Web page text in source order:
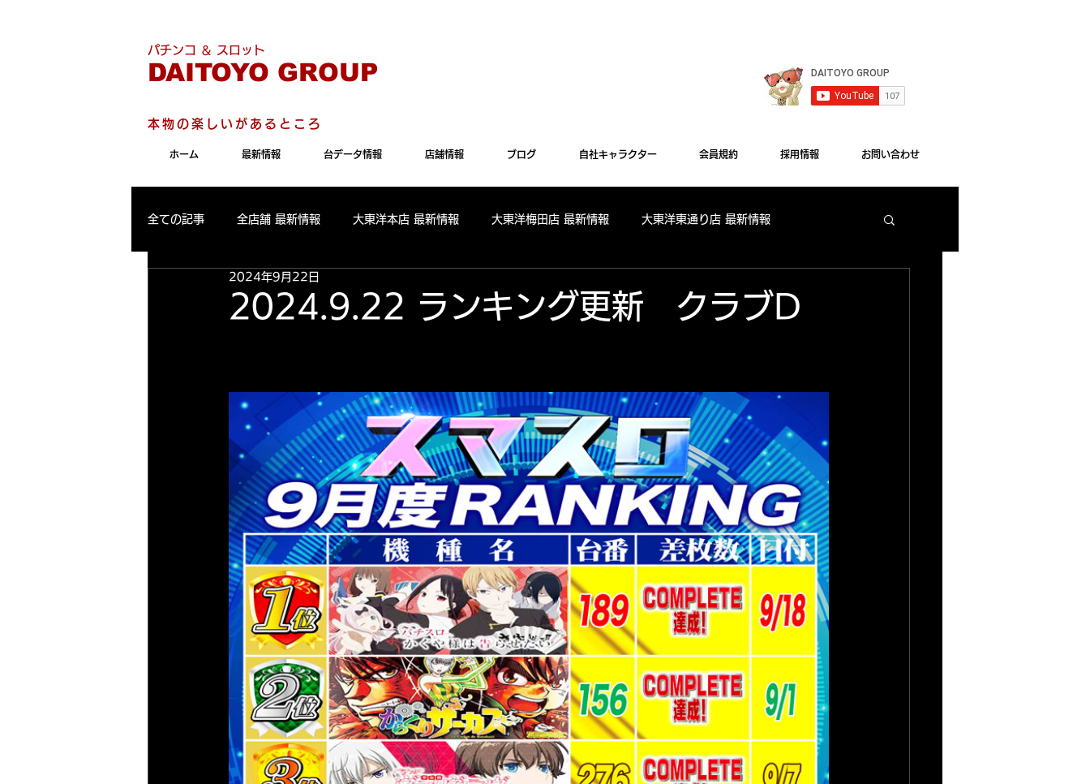
パチンコ ＆ スロット
DAITOYO GROUP
本物の楽しいがあるところ
ホーム 最新情報 台データ情報 店舗情報 ブログ 自社キャラクター 会員規約 採用情報 お問い合わせ
全ての記事 全店舗 最新情報 大東洋本店 最新情報 大東洋梅田店 最新情報 大東洋東通り店 最新情報
パールサーティーン 最新情報
大東洋梅田店 サービス 大東洋東通り店 サービス パールサーティーン サービス
2024.9.22 ランキング更新 クラブD
2024年9月22日